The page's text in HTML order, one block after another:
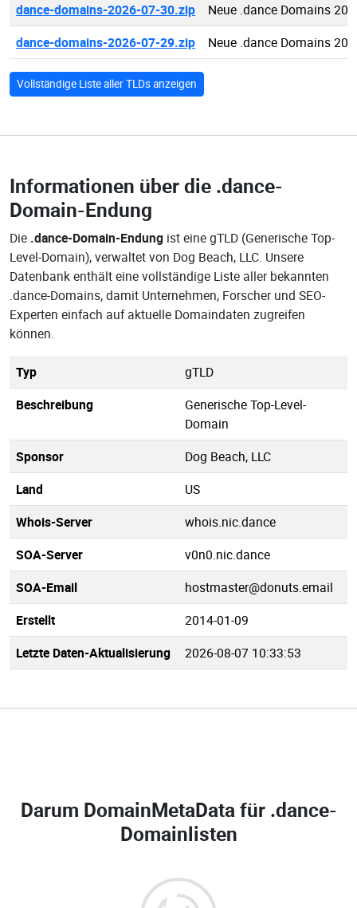
dance-domains-2026-07-30.zip
Neue .dance Domains
dance-domains-2026-07-29.zip
Neue .dance Domains
Vollständige Liste aller TLDs anzeigen
Informationen über die .dance-
Domain-Endung
Die .dance-Domain-Endung ist eine gTLD (Generische Top-
Level-Domain), verwaltet von Dog Beach, LLC. Unsere
Datenbank enthält eine vollständige Liste aller bekannten
.dance-Domains, damit Unternehmen, Forscher und SEO-
Experten einfach auf aktuelle Domaindaten zugreifen
können.
Typ
gTLD
Beschreibung
Generische Top-Level-
Domain
Sponsor
Dog Beach, LLC
Land
US
Whois-Server
whois.nic.dance
SOA-Server
v0n0.nic.dance
SOA-Email
hostmaster@donuts.email
Erstellt
2014-01-09
Letzte Daten-Aktualisierung
2026-08-07 10:33:53
Darum DomainMetaData für .dance-
Domainlisten